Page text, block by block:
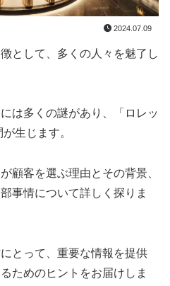
2024.07.09
として、多くの人々を魅了し
は多くの謎があり、「ロレッ
生じます。
顧客を選ぶ理由とその背景、
事情について詳しく探りま
とって、重要な情報を提供
ためのヒントをお届けしま